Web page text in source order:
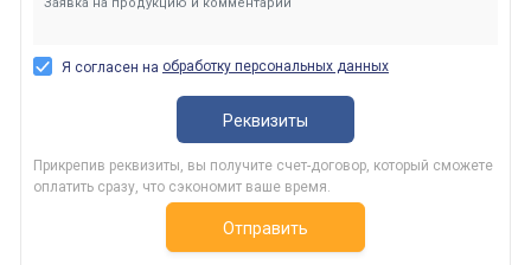
Я согласен на обработку персональных данных
Реквизиты
Прикрепив реквизиты, вы получите счет-договор, который сможете
оплатить сразу, что сэкономит ваше время.
Отправить